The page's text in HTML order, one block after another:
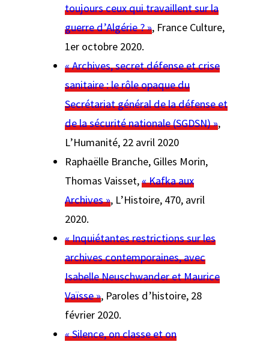
toujours ceux qui travaillent sur la
guerre d’Algérie ? », France Culture,
1er octobre 2020.
« Archives, secret défense et crise
sanitaire : le rôle opaque du
Secrétariat général de la défense et
de la sécurité nationale (SGDSN) »,
L’Humanité, 22 avril 2020
Raphaëlle Branche, Gilles Morin,
Thomas Vaisset,« Kafka aux
Archives », L’Histoire, 470, avril
2020.
« Inquiétantes restrictions sur les
archives contemporaines, avec
Isabelle Neuschwander et Maurice
Vaïsse », Paroles d’histoire, 28
février 2020.
« Silence, on classe et on